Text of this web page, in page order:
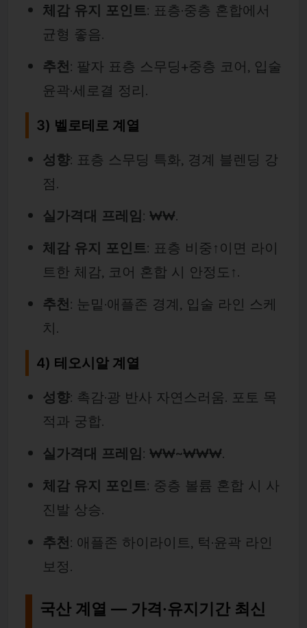
체감 유지 포인트: 표층·중층 혼합에서
균형 좋음.
추천: 팔자 표층 스무딩+중층 코어, 입술
윤곽·세로결 정리.
3) 벨로테로 계열
성향: 표층 스무딩 특화, 경계 블렌딩 강
점.
실가격대 프레임: ₩₩.
체감 유지 포인트: 표층 비중↑이면 라이
트한 체감, 코어 혼합 시 안정도↑.
추천: 눈밑·애플존 경계, 입술 라인 스케
치.
4) 테오시알 계열
성향: 촉감·광 반사 자연스러움. 포토 목
적과 궁합.
실가격대 프레임: ₩₩~₩₩₩.
체감 유지 포인트: 중층 볼륨 혼합 시 사
진발 상승.
추천: 애플존 하이라이트, 턱·윤곽 라인
보정.
국산 계열 — 가격·유지기간 최신